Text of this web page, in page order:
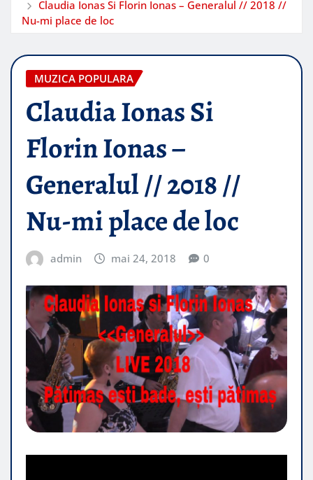
Claudia Ionas Si Florin Ionas – Generalul // 2018 //
Nu-mi place de loc
MUZICA POPULARA
Claudia Ionas Si
Florin Ionas –
Generalul // 2018 //
Nu-mi place de loc
admin mai 24, 2018 0